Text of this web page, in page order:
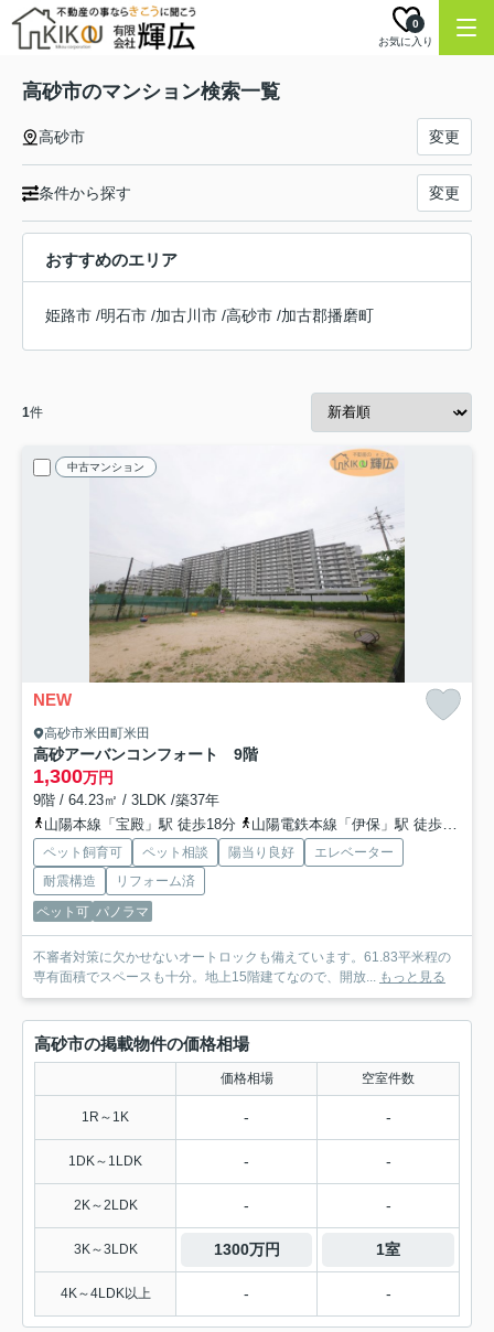
お気に入り
0
高砂市のマンション検索一覧
高砂市 変更
条件から探す 変更
おすすめのエリア
姫路市 /明石市 /加古川市 /高砂市 /加古郡播磨町
1件
中古マンション
NEW
高砂市米田町米田
高砂アーバンコンフォート 9階
1,300万円
9階 / 64.23㎡ / 3LDK /築37年
山陽本線「宝殿」駅 徒歩18分
山陽電鉄本線「伊保」駅 徒歩31分
ペット飼育可 ペット相談 陽当り良好
エレベーター
耐震構造
リフォーム済
ペット可 パノラマ
不審者対策に欠かせないオートロックも備えています。61.83平米程の
専有面積でスペースも十分。地上15階建てなので、開放... もっと見る
高砂市の掲載物件の価格相場
価格相場 空室件数
1R～1K - -
1DK～1LDK - -
2K～2LDK - -
3K～3LDK 1300万円 1室
4K～4LDK以上 - -